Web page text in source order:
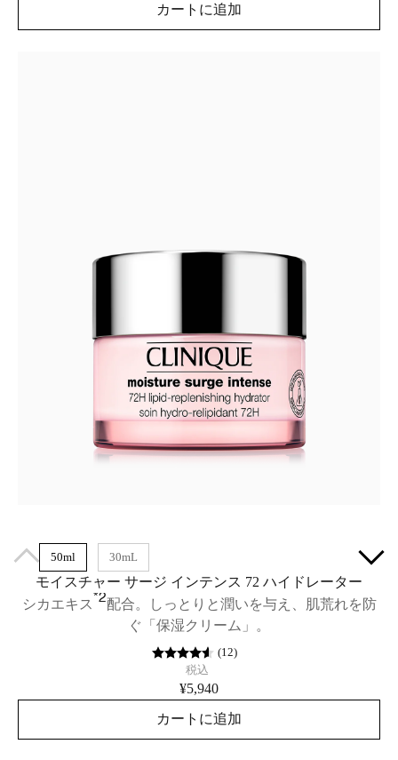
カートに追加
50ml 30mL
モイスチャー サージ インテンス 72 ハイドレーター
シカエキス*2配合。しっとりと潤いを与え、​肌荒れを防
ぐ「保湿クリーム」。
(12)
税込
¥5,940
カートに追加